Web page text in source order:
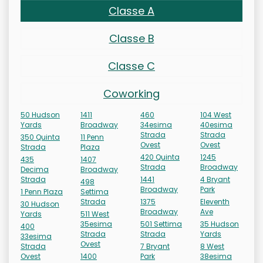
Classe A
Classe B
Classe C
Coworking
50 Hudson
Yards
350 Quinta
Strada
435
Decima
Strada
1 Penn Plaza
30 Hudson
Yards
400
33esima
Strada
Ovest
1411
Broadway
11 Penn
Plaza
1407
Broadway
498
Settima
Strada
511 West
35esima
Strada
Ovest
1400
460
34esima
Strada
Ovest
420 Quinta
Strada
1441
Broadway
1375
Broadway
501 Settima
Strada
7 Bryant
Park
104 West
40esima
Strada
Ovest
1245
Broadway
4 Bryant
Park
Eleventh
Ave
35 Hudson
Yards
8 West
38esima